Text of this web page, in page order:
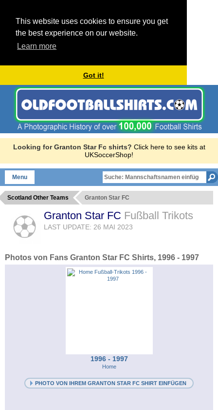
This website uses cookies to ensure you get
the best experience on our website.
Learn more
Got it!
Looking for Granton Star Fc shirts? Click here to see kits at
UKSoccerShop!
Menu
Scotland Other Teams Granton Star FC
Granton Star FC Fußball Trikots
LAST UPDATE: 26 MAI 2023
Photos von Fans Granton Star FC Shirts, 1996 - 1997
1996 - 1997
Home
PHOTO VON IHREM GRANTON STAR FC SHIRT EINFÜGEN